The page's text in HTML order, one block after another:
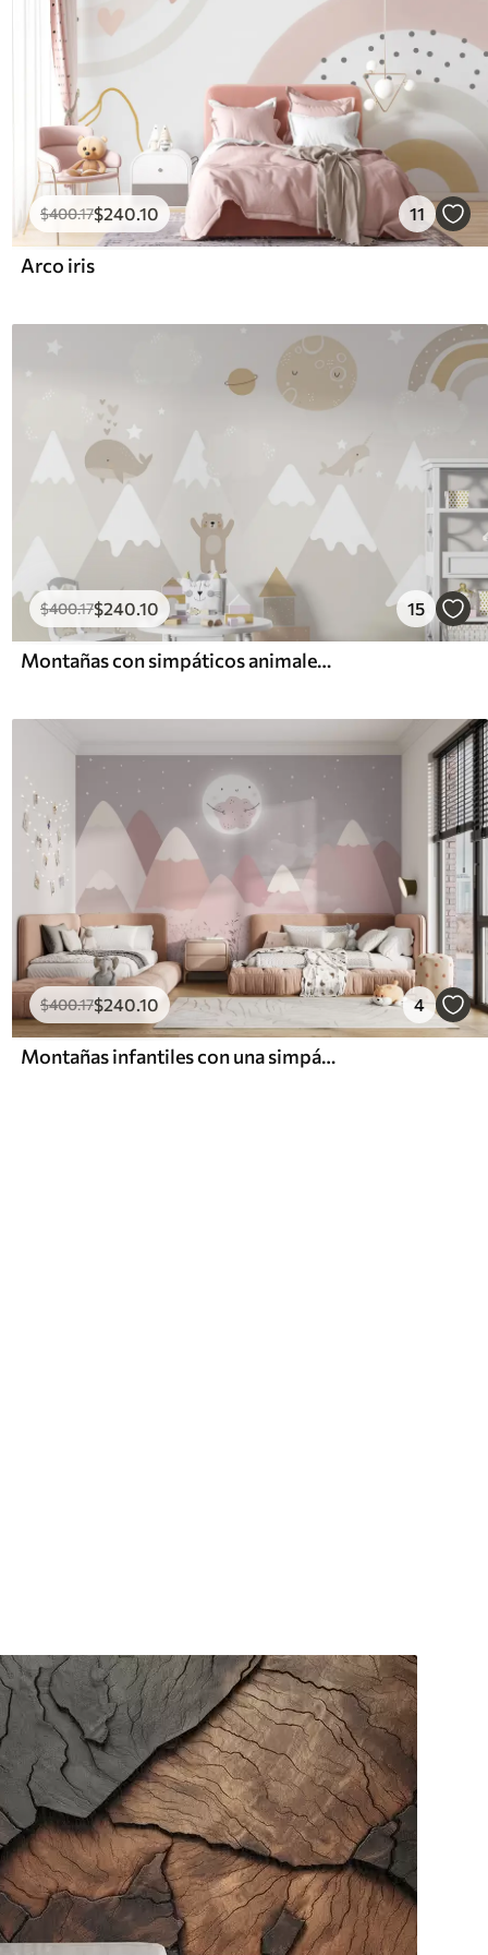
$400.17$240 .10 11
Arco iris
$400.17$240.10 15
Montañas con simpáticos animales, nubes y planetas, colores beige
$400.17$240 .10 4
Montañas infantiles con una simpática luna y plantas en la parte inferior